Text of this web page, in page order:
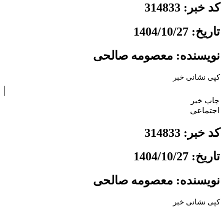
کد خبر: 314833
تاریخ: 1404/10/27
نویسنده: معصومه صالحی
کپی نشانی خبر
چاپ خبر
اجتماعی
کد خبر: 314833
تاریخ: 1404/10/27
نویسنده: معصومه صالحی
کپی نشانی خبر